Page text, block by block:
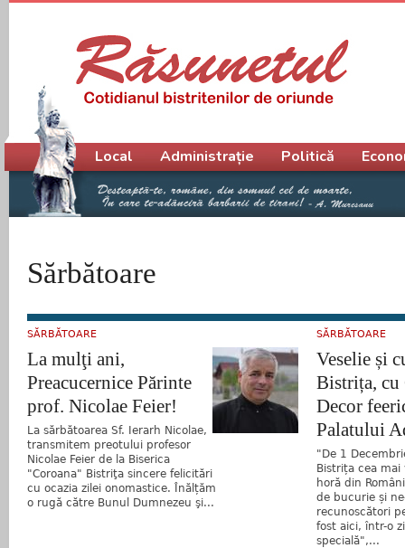
Sărbătoare
SĂRBĂTOARE
La mulţi ani,
Preacucernice Părinte
prof. Nicolae Feier!
La sărbătoarea Sf. Ierarh Nicolae,
transmitem preotului profesor
Nicolae Feier de la Biserica
"Coroana" Bistriţa sincere felicitări
cu ocazia zilei onomastice. Înălțăm
o rugă către Bunul Dumnezeu şi...
SĂRBĂTOARE
Veselie și
Bistrița, cu
Decor
Palatului
"De 1
Bistrița cea mai
horă din
de bucurie și
recunoscători
fost aici, într-o
specială",...
Meniu principal
Local Administrație Politică